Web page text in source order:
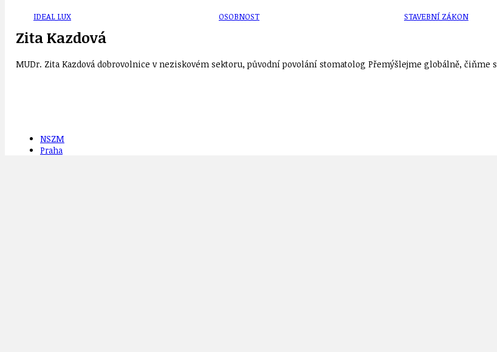
IDEAL LUX OSOBNOST STAVEBNÍ ZÁKON
Zita Kazdová
MUDr. Zita Kazdová dobrovolnice v neziskovém sektoru, původní povolání stomatolog Přemýšlejme globálně, čiňme
NSZM
Praha